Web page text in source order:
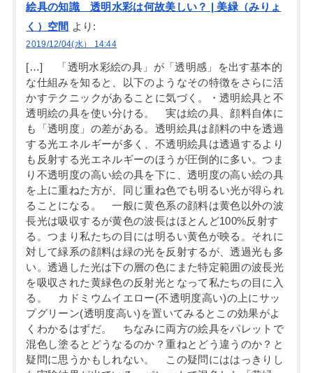
絵具の知識 透明水彩は何故美しい？ | 美緑（みりょ
く）空間 より:
2019/12/04(水） 14:44
[…] 「透明水彩絵の具」が「透明感」を出す基本的
な仕組みを知ると、以下のようなその特徴をさらに活
かすテクニックがあることに気づく。・透明絵具と不
透明絵の具を使い分ける。 実は絵の具、顔料自体に
も「透明度」の差がある。透明絵具は顔料の中を透過
する光エネルギーが多く、不透明絵具は透過するより
も反射する光エネルギーのほうが圧倒的に多い。つま
り不透明度の高い絵の具を下に、透明度の高い絵の具
を上に重ねた方が、同じ重ね色でも明るい光が得られ
ることになる。 一般に黄色系の顔料は黄色以外の波
長光は吸収するが黄色の波長はほとんど100%反射す
る。つまり私たちの目には明るい黄色が映る。それに
対して緑系の顔料は緑の光を反射するが、透過光も多
い。透過した光は下の層の色にまた特定範囲の波長光
を吸収された黄緑色の反射光となって私たちの目に入
る。 カドミウムイエロー(不透明度高い)の上にサッ
プグリーン(透明度高い)を置いてみるとこの効果がよ
くわかるはずだ。 ちなみに両方の絵具をパレットで
混色し塗るとどうなるのか？重ねとどう違うのか？と
疑問に思うかもしれない。 この疑問にははっきりし